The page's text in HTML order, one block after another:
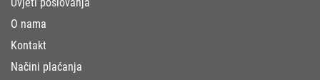
O nama
Kontakt
Načini plaćanja